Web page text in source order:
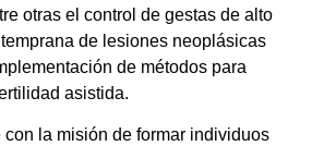
otras el control de gestas de alto
de lesiones neoplásicas
de métodos para
asistida.
con la misión de formar individuos